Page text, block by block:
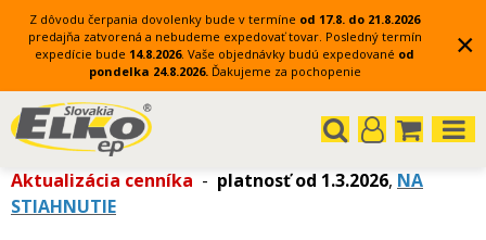
Z dôvodu čerpania dovolenky bude v termíne od 17.8. do 21.8.2026
predajňa zatvorená a nebudeme expedovať tovar. Posledný termín
expedície bude 14.8.2026. Vaše objednávky budú expedované od
pondelka 24.8.2026. Ďakujeme za pochopenie
×
Aktualizácia cenníka - platnosť od 1.3.2026, NA
STIAHNUTIE